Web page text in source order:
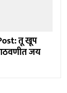
तू खूप
जय